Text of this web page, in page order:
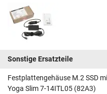
Sonstige Ersatzteile
Festplattengehäuse M.2 SSD
Yoga Slim 7-14ITL05 (82A3)